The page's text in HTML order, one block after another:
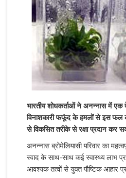
भारतीय शोधकर्ताओं ने अनन्नास में एक
विनाशकारी फफूंद के हमलों से इस फल
से विकसित तरीके से रक्षा प्रदान कर
अनन्नास ब्रोमेलियासी परिवार का
स्वाद के साथ-साथ कई स्वास्थ्य लाभ
आवश्यक तत्वों से युक्त पौष्टिक आहार